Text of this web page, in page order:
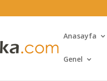
Anasayfa
Genel